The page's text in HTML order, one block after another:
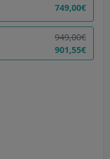
749,00€
949,00€
901,55€